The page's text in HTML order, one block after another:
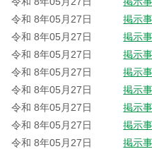
令和 8年05月27日
掲示
令和 8年05月27日
掲示
令和 8年05月27日
掲示
令和 8年05月27日
掲示
令和 8年05月27日
掲示
令和 8年05月27日
掲示
令和 8年05月27日
掲示
令和 8年05月27日
掲示